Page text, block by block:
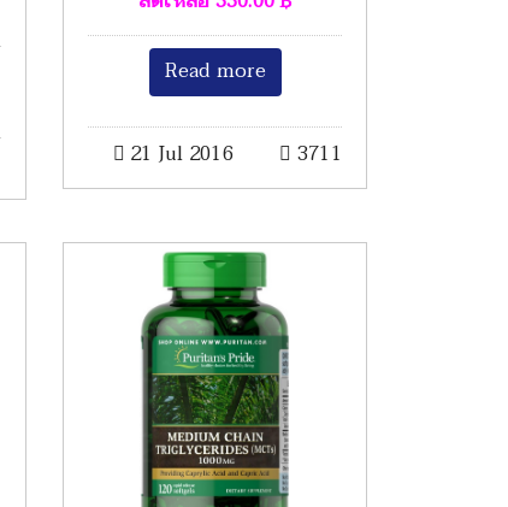
Read more
21 Jul 2016 3711